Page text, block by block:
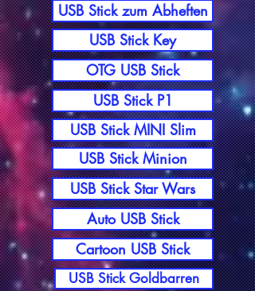
USB Stick zum Abheften
USB Stick Key
OTG USB Stick
USB Stick P1
USB Stick MINI Slim
USB Stick Minion
USB Stick Star Wars
Auto USB Stick
Cartoon USB Stick
USB Stick Goldbarren